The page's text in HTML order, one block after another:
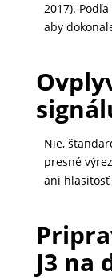
2017).
aby
Nie,
presné
ani
J3 na